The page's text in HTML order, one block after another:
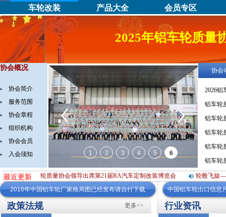
车轮改装
产品大全 会员专区
2025年铝车轮质量
协会概况
协会简介
服务范围
协会章程
组织机构
协会会员
入会须知
协会
2026铝
铝车轮
铝车轮
铝车轮
铝车轮
铝车轮
铝车轮质量协会领导出席第21届RA汽车定制改装博览会 轮毂飞旋——
最近更新
2016年中国铝车轮厂家格局图已经发布请自行下载 中国铝车轮出口信息
政策法规 行业资讯
更多>>